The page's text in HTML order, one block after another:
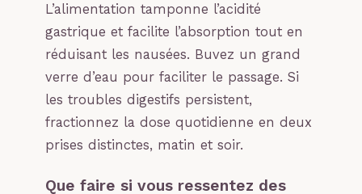
L’alimentation tamponne l’acidité
gastrique et facilite l’absorption tout en
réduisant les nausées. Buvez un grand
verre d’eau pour faciliter le passage. Si
les troubles digestifs persistent,
fractionnez la dose quotidienne en deux
prises distinctes, matin et soir.
Que faire si vous ressentez des